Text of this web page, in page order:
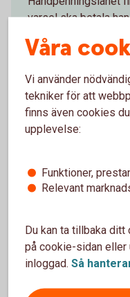
varsel ska betala
bostad.
Låna till bostad
Våra
Vi använder
tekniker för att
finns även cookies
upplevelse:
Funktioner,
Relevant
Du kan ta tillbaka
på cookie-sidan eller
inloggad. Så